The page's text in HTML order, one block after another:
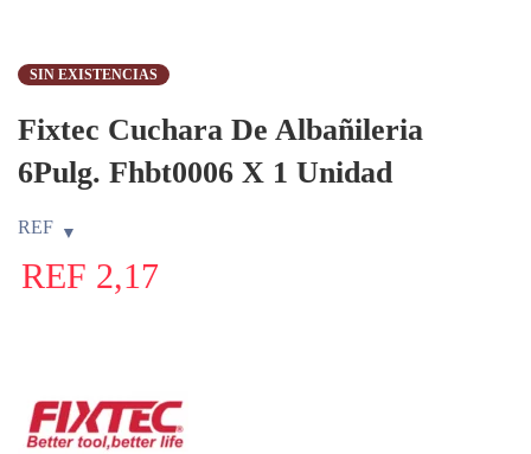
SIN EXISTENCIAS
Fixtec Cuchara De Albañileria
6Pulg. Fhbt0006 X 1 Unidad
REF
REF 2,17